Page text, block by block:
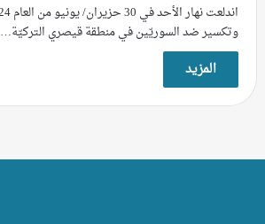
وتكسير ضد السوريّين في منطقة قيصري التركيّة…
المزيد